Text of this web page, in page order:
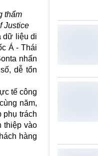
thẩm
Justice
dữ liệu di
Á - Thái
nhấn
dễ tổn
tế công
năm,
phụ trách
thiệp vào
hàng